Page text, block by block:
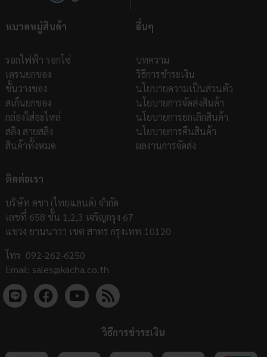
หมวดหมู่สินค้า
รอกไฟฟ้า รอกโซ่
เครนยกของ
ชั้นวางของ
สเก็นยกของ
กล่องใส่อะไหล่
สลิง สายสลิง
สินค้าทั้งหมด
อื่นๆ
บทความ
วิธีการชำระเงิน
นโยบายความเป็นส่วนตัว
นโยบายการจัดส่งสินค้า
นโยบายการยกเลิกสินค้า
นโยบายการคืนสินค้า
ผลงานการจัดส่ง
ติดต่อเรา
บริษัท คชา (ไทยแลนด์) จำกัด
เลขที่ 658 ชั้น 1,2,3 เจริญกรุง 67
แขวง ยานนาวา เขต สาทร กรุงเทพ 10120
โทร 092-262-6250
Email: sales@kacha.co.th
วิธีการชำระเงิน